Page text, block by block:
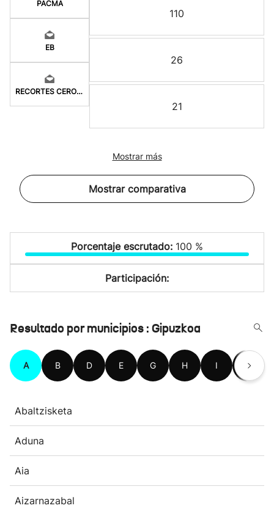
PACMA
EB
RECORTES CERO-GV
110
26
21
Mostrar más
Mostrar comparativa
Porcentaje escrutado: 100 %
Participación:
Resultado por municipios : Gipuzkoa
A B D E G H I L
Abaltzisketa
Aduna
Aia
Aizarnazabal